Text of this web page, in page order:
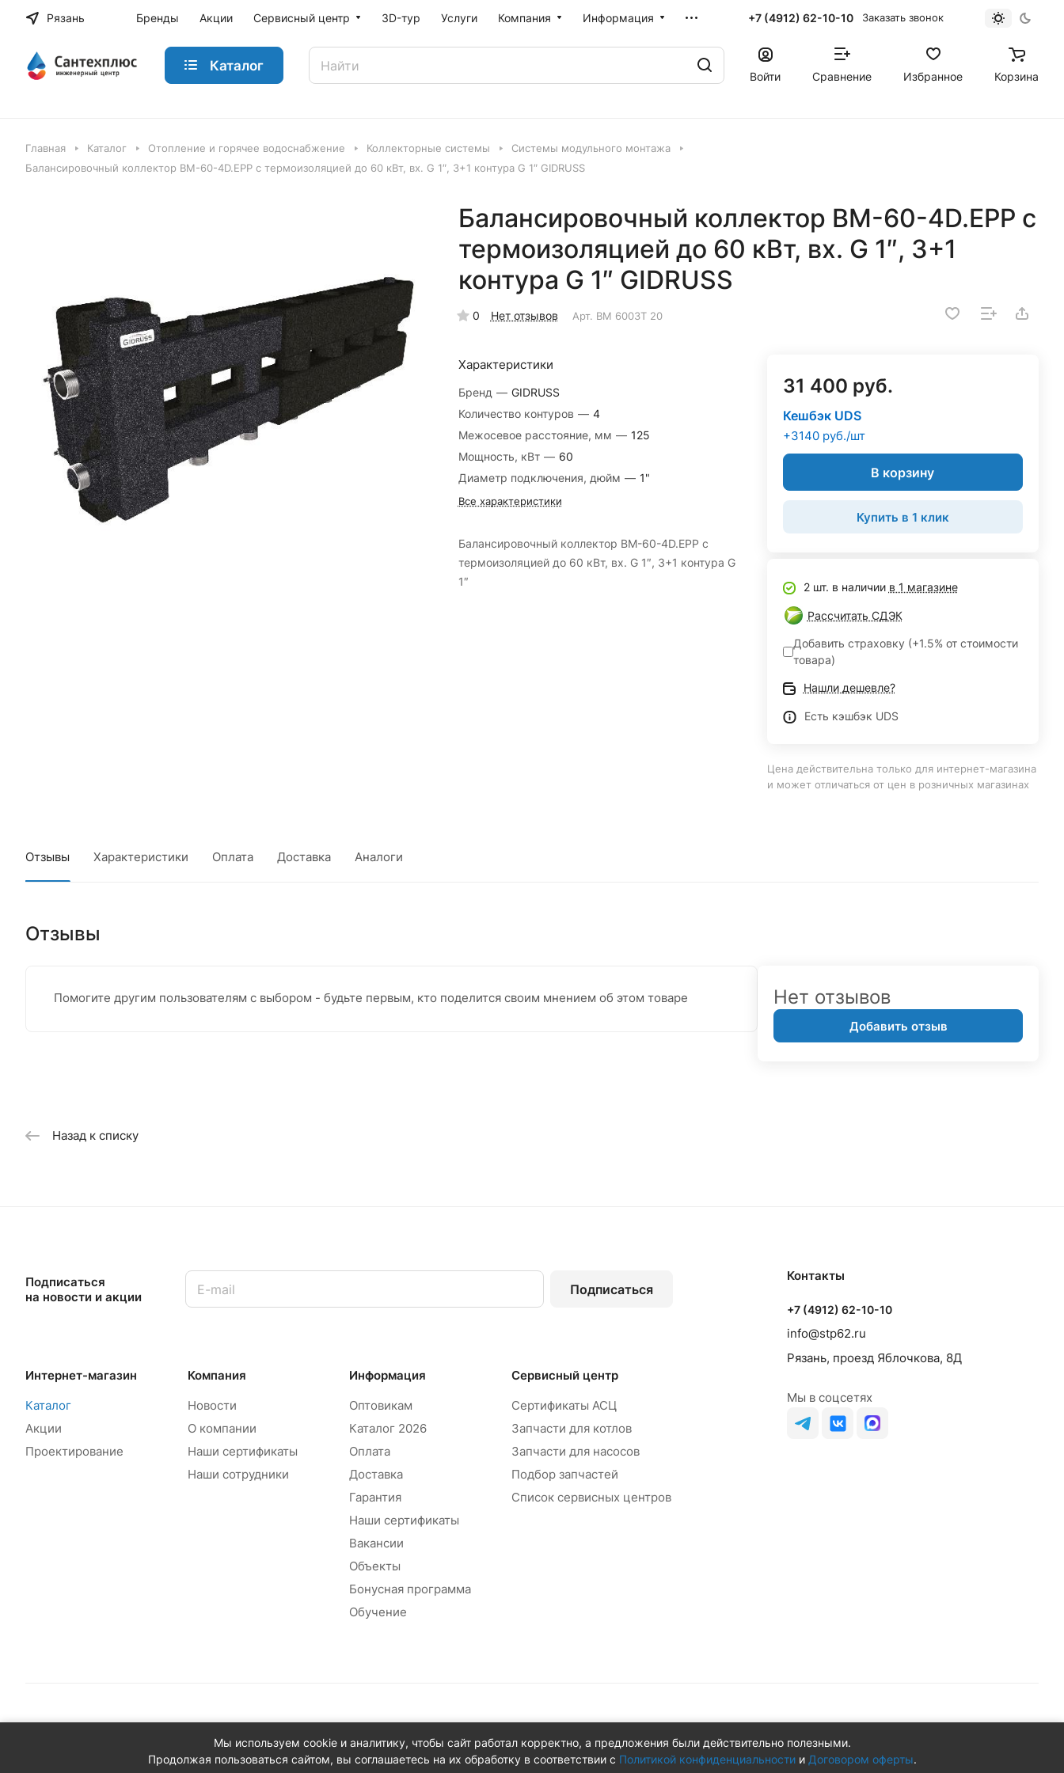
Рязань Бренды Акции Сервисный центр 3D-тур Услуги Компания Информация +7 (4912) 62-10-10 Заказать звонок
Каталог
Войти Сравнение Избранное Корзина
Главная Каталог Отопление и горячее водоснабжение Коллекторные системы
Системы модульного монтажа
Балансировочный коллектор BM-60-4D.EPP с термоизоляцией до 60 кВт, вх. G 1″, 3+1 контура G 1″ GIDRUSS
Балансировочный коллектор BM-60-4D.EPP с
термоизоляцией до 60 кВт, вх. G 1″, 3+1
контура G 1″ GIDRUSS
0 Нет отзывов Арт. BM 6003T 20
Характеристики
Бренд — GIDRUSS
Количество контуров — 4
Межосевое расстояние, мм — 125
Мощность, кВт — 60
Диаметр подключения, дюйм — 1"
Все характеристики
Балансировочный коллектор BM-60-4D.EPP с
термоизоляцией до 60 кВт, вх. G 1″, 3+1 контура G
1″
31 400 руб.
Кешбэк UDS
+3140 руб./шт
В корзину
Купить в 1 клик
2 шт. в наличии в 1 магазине
Рассчитать СДЭК
Добавить страховку (+1.5% от стоимости
товара)
Нашли дешевле?
Есть кэшбэк UDS
Цена действительна только для интернет-магазина
и может отличаться от цен в розничных магазинах
Отзывы Характеристики Оплата Доставка Аналоги
Отзывы
Помогите другим пользователям с выбором - будьте первым, кто поделится своим мнением об этом товаре Нет отзывов
Добавить отзыв
Назад к списку
Подписаться
на новости и акции
Подписаться
Интернет-магазин
Каталог
Акции
Проектирование
Компания
Новости
О компании
Наши сертификаты
Наши сотрудники
Информация
Оптовикам
Каталог 2026
Оплата
Доставка
Гарантия
Наши сертификаты
Вакансии
Объекты
Бонусная программа
Обучение
Сервисный центр
Сертификаты АСЦ
Запчасти для котлов
Запчасти для насосов
Подбор запчастей
Список сервисных центров
Контакты
+7 (4912) 62-10-10
info@stp62.ru
Рязань, проезд Яблочкова, 8Д
Мы в соцсетях
© 2026 Сантехплюс: Интернет-магазин отопления, водоснабжения
Юридический адрес: 390023, г. Рязань, проезд Яблочкова, д.8Ж
ИНН/КПП: 6230087631/623001001
Мы используем cookie и аналитику, чтобы сайт работал корректно, а предложения были действительно полезными.
Продолжая пользоваться сайтом, вы соглашаетесь на их обработку в соответствии с Политикой конфиденциальностии Договором оферты.